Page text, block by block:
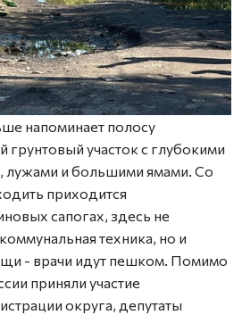
напоминает полосу
грунтовый участок с глубокими
лужами и большими ямами. Со
приходится
сапогах, здесь не
техника, но и
- врачи идут пешком. Помимо
приняли участие
округа, депутаты